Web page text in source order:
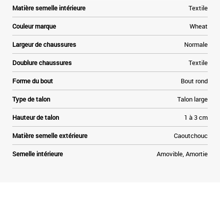
Matière semelle intérieure Textile
Couleur marque Wheat
Largeur de chaussures Normale
Doublure chaussures Textile
Forme du bout Bout rond
Type de talon Talon large
Hauteur de talon 1 à 3 cm
Matière semelle extérieure Caoutchouc
Semelle intérieure Amovible, Amortie